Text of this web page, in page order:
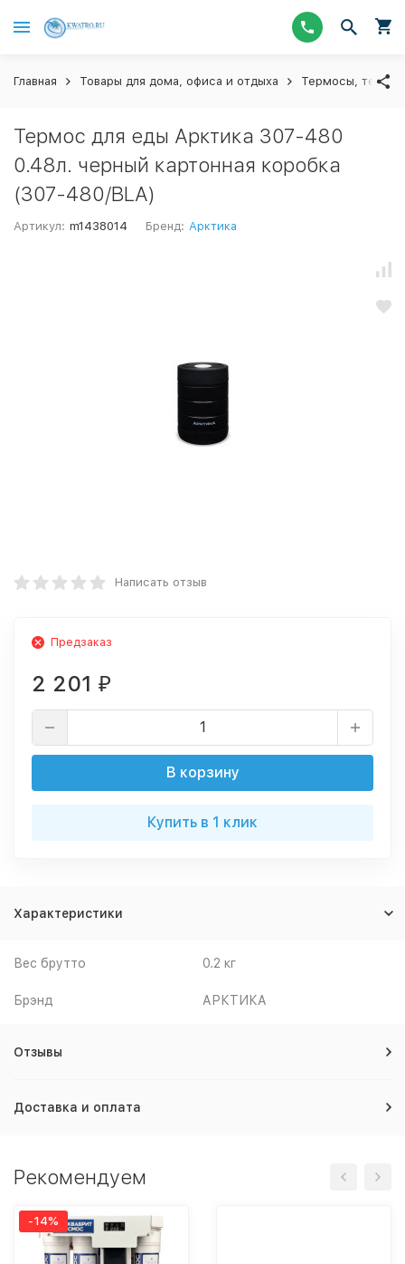
Главная Товары для дома, офиса и отдыха Термосы,
Термос для еды Арктика 307-480
0.48л. черный картонная коробка
(307-480/BLA)
Артикул: m1438014 Бренд: Арктика
Написать отзыв
Предзаказ
2 201 ₽
В корзину
Купить в 1 клик
Характеристики
Вес брутто 0.2 кг
Брэнд АРКТИКА
Отзывы
Доставка и оплата
Рекомендуем
-14%